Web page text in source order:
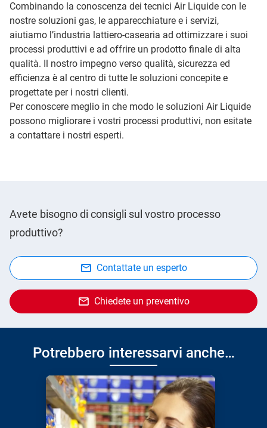
Combinando la conoscenza dei tecnici Air Liquide con le
nostre soluzioni gas, le apparecchiature e i servizi,
aiutiamo l’industria lattiero-casearia ad ottimizzare i suoi
processi produttivi e ad offrire un prodotto finale di alta
qualità. Il nostro impegno verso qualità, sicurezza ed
efficienza è al centro di tutte le soluzioni concepite e
progettate per i nostri clienti.
Per conoscere meglio in che modo le soluzioni Air Liquide
possono migliorare i vostri processi produttivi, non esitate
a contattare i nostri esperti.
Avete bisogno di consigli sul vostro processo
produttivo?
Contattate un esperto
Chiedete un preventivo
Potrebbero interessarvi anche…